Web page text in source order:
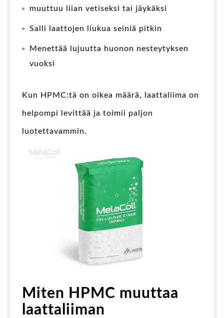
muuttuu liian vetiseksi tai jäykäksi
Salli laattojen liukua seiniä pitkin
Menettää lujuutta huonon nesteytyksen
vuoksi
Kun HPMC:tä on oikea määrä, laattaliima on
helpompi levittää ja toimii paljon
luotettavammin.
Miten HPMC muuttaa
laattaliiman